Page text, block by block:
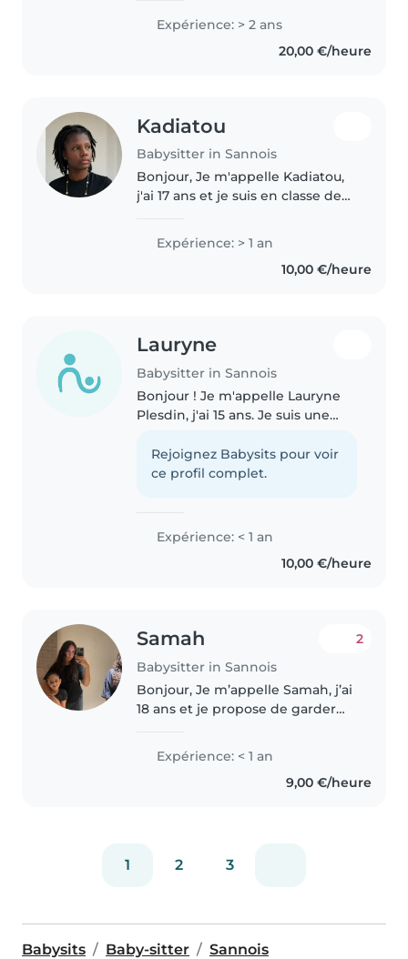
Expérience: > 2 ans
20,00 €/heure
Kadiatou
Babysitter in Sannois
Bonjour, Je m'appelle Kadiatou,
j'ai 17 ans et je suis en classe de
enfants, passer du temps avec
les enfants, jouer avec eux, les
Expérience: > 1 an
10,00 €/heure
Lauryne
Babysitter in Sannois
Bonjour ! Je m'appelle Lauryne
Plesdin, j'ai 15 ans. Je suis une
responsable. J'ai l'habitude de
m'occuper de mes cousins et
Rejoignez Babysits pour voir
ce profil complet.
Expérience: < 1 an
10,00 €/heure
Samah
Babysitter in Sannois
2
Bonjour, Je m’appelle Samah, j’ai
18 ans et je propose de garder
Sannois et les alentours. J’ai déjà
une solide expérience dans le
Expérience: < 1 an
9,00 €/heure
1 2 3
Babysits Baby-sitter Sannois